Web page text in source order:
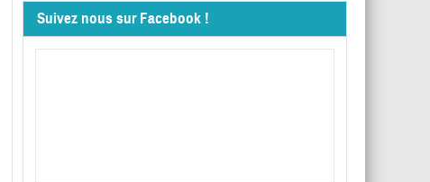
Suivez nous sur Facebook !